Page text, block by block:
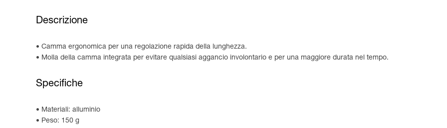
Descrizione
Camma ergonomica per una regolazione rapida della lunghezza.
Molla della camma integrata per evitare qualsiasi aggancio involontario e per una maggiore durata nel tempo.
Specifiche
Materiali: alluminio
Peso: 150 g